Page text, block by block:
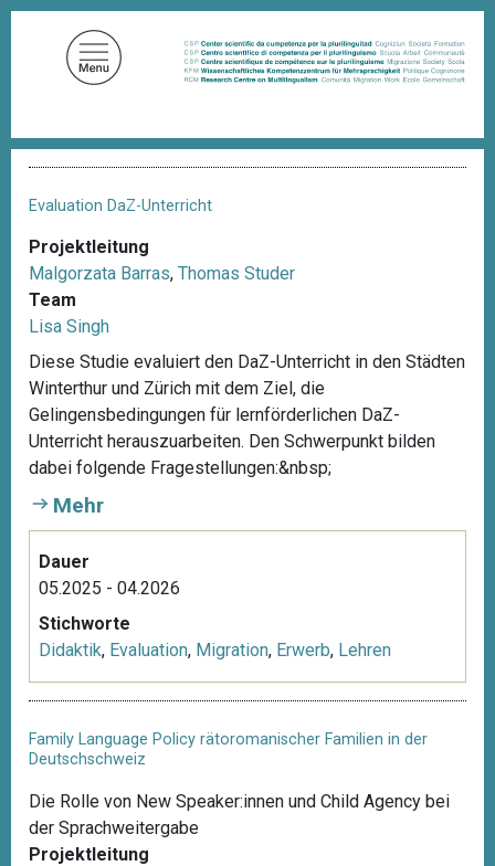
D
a
n
a
v
i
a
t
o
n
Evaluation DaZ-Unterricht
Projektleitung
Malgorzata Barras, Thomas Studer
Team
Lisa Singh
Diese Studie evaluiert den DaZ-Unterricht in den Städten
Winterthur und Zürich mit dem Ziel, die
Gelingensbedingungen für lernförderlichen DaZ-
Unterricht herauszuarbeiten. Den Schwerpunkt bilden
dabei folgende Fragestellungen:&nbsp;
Mehr
Dauer
05.2025 - 04.2026
Stichworte
Didaktik, Evaluation, Migration, Erwerb, Lehren
Family Language Policy rätoromanischer Familien in der
Deutschschweiz
Die Rolle von New Speaker:innen und Child Agency bei
der Sprachweitergabe
Projektleitung